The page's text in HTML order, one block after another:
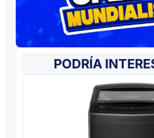
PODRÍA